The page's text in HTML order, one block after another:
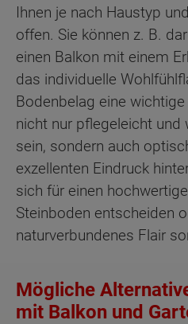
Ihnen je nach Haustyp
offen. Sie können z. B.
einen Balkon mit einem
das individuelle
Bodenbelag eine
nicht nur pflegeleicht
sein, sondern auch
exzellenten Eindruck
sich für einen
Steinboden entscheiden
naturverbundenes Flair
Mögliche
mit Balkon und